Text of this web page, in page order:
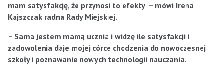
mam satysfakcję, że przynosi to efekty – mówi Irena
Kajszczak radna Rady Miejskiej.
– Sama jestem mamą ucznia i widzę ile satysfakcji i
zadowolenia daje mojej córce chodzenia do nowoczesnej
szkoły i poznawanie nowych technologii nauczania.